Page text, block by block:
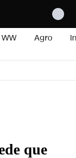
WW Agro
que